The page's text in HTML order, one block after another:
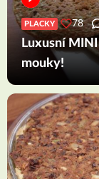
PLACKY 78
Luxusní
mouky!